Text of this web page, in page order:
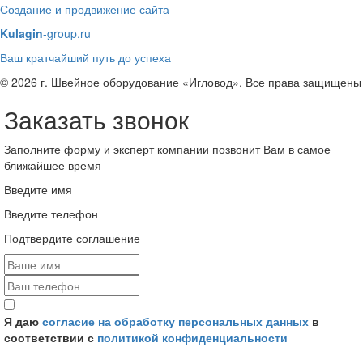
Создание и продвижение сайта
Kulagin-group.ru
Ваш кратчайший путь до успеха
© 2026 г. Швейное оборудование «Игловод». Все права защищены
Заказать звонок
Заполните форму и эксперт компании позвонит Вам в самое
ближайшее время
Введите имя
Введите телефон
Подтвердите соглашение
Я даю согласие на обработку персональных данных в
соответствии с политикой конфиденциальности